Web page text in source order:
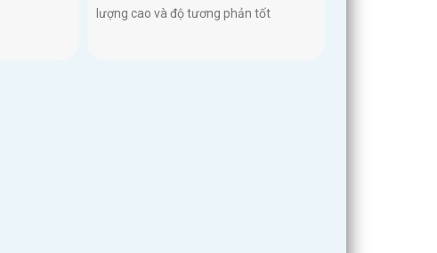
lượng cao và độ tương phản tốt